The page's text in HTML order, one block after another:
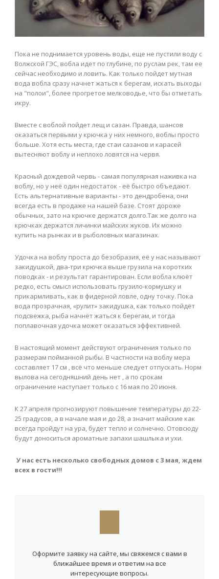
Пока не поднимается уровень воды, еще не пустили воду с
Волжской ГЭС, вобла идет по глубине, по руслам рек, там ее
сейчас необходимо и ловить. Как только пойдет мутная
вода вобла сразу начнет жаться к берегам, искать выходы
на "полои", более прогретое мелководье, что бы отметать
икру.
Вместе с воблой пойдет лещ и сазан. Правда, шансов
оказаться первыми у крючка у них немного, воблы просто
больше. Хотя есть места, где стаи сазанов и карасей
вытесняют воблу и неплохо ловятся на червя.
Красный дождевой червь - самая популярная наживка на
воблу, но у неё один недостаток - её быстро объедают.
Есть альтернативные варианты - это дендробена, они
всегда есть в продаже на нашей базе. Стоят дороже
обычных, зато на крючке держатся долго.Так же долго на
крючках держатся личинки майских жуков. Их можно
купить на рынках и в рыболовных магазинах.
Удочка на воблу проста до безобразия, её у нас называют
закидушкой, два-три крючка выше грузила на коротких
поводках - и результат гарантирован. Если вобла клюёт
редко, есть смысл использовать грузило-кормушку и
прикармливать, как в фидерной ловле, одну точку. Пока
вода прозрачная, «рулит» закидушка, как только пойдёт
подсвежка, рыба начнёт жаться к берегам, и тогда
поплавочная удочка может оказаться эффективней.
В настоящий момент действуют ограничения только по
размерам пойманной рыбы. В частности на воблу мера
составляет 17 см , всё что меньше следует отпускать. Норм
вылова на сегодняшний день нет , а по срокам
ограничение наступает только с 16 мая по 20 июня.
К 27 апреля прогнозируют повышение температуры до 22-
25 градусов, а в начале мая и до 28, а значит майские как
всегда пройдут на ура, будет тепло и солнечно. Отовсюду
будут доноситься ароматные запахи шашлыка и ухи.
У нас есть несколько свободных домов с 3 мая, ждем
всех в гости!!!
Оформите заявку на сайте, мы свяжемся с вами в
ближайшее время и ответим на все
интересующие вопросы.